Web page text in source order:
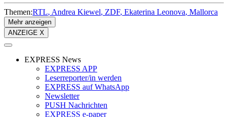
Themen:RTL Andrea Kiewel ZDF Ekaterina Leonova Mallorca
Mehr anzeigen
ANZEIGE X
EXPRESS News
EXPRESS APP
Leserreporter/in werden
EXPRESS auf WhatsApp
Newsletter
PUSH Nachrichten
EXPRESS e-paper